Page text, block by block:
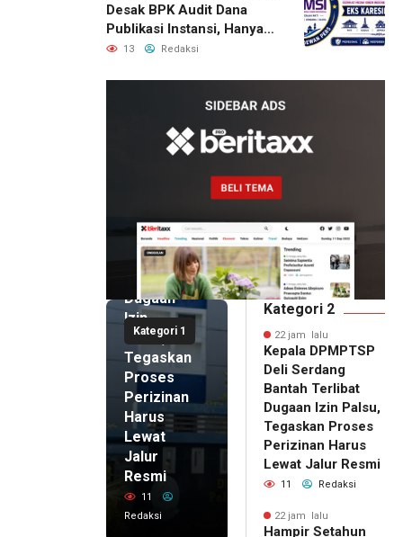
Desak BPK Audit Dana
Publikasi Instansi, Hanya
untuk Perusahaan Pers
13 Redaksi
Kategori 1
Deli
Serdang
Bantah
Terlibat
Dugaan
Izin
Palsu,
Tegaskan
Proses
Perizinan
Harus
Lewat
Jalur
Resmi
11
Redaksi
Kategori 2
22 jam lalu
Kepala DPMPTSP
Deli Serdang
Bantah Terlibat
Dugaan Izin Palsu,
Tegaskan Proses
Perizinan Harus
Lewat Jalur Resmi
11 Redaksi
22 jam lalu
Hampir Setahun